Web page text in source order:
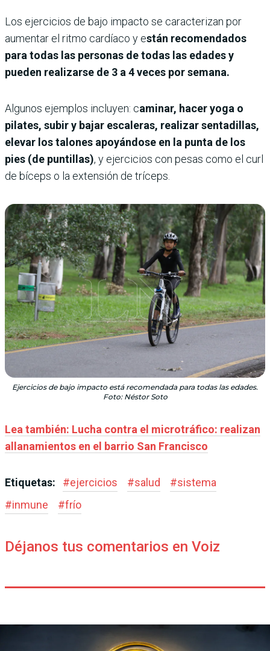
Los ejercicios de bajo impacto se caracterizan por
aumentar el ritmo cardíaco y están recomendados
para todas las personas de todas las edades y
pueden realizarse de 3 a 4 veces por semana.
Algunos ejemplos incluyen: caminar, hacer yoga o
pilates, subir y bajar escaleras, realizar sentadillas,
elevar los talones apoyándose en la punta de los
pies (de puntillas), y ejercicios con pesas como el curl
de bíceps o la extensión de tríceps.
Ejercicios de bajo impacto está recomendada para todas las edades.
Foto: Néstor Soto
Lea también: Lucha contra el microtráfico: realizan
allanamientos en el barrio San Francisco
Etiquetas: #ejercicios #salud #sistema
#inmune #frío
Déjanos tus comentarios en Voiz